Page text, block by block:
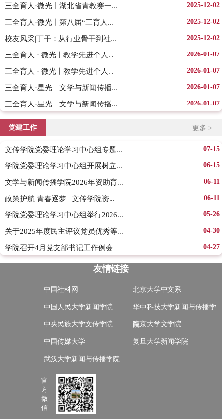
三全育人·微光丨湖北省青教赛一... 2025-12-02
三全育人·微光丨第八届“三育人... 2025-12-02
校友风采|丁干：从行业骨干到社... 2025-12-02
三全育人 · 微光丨教学先进个人... 2026-01-07
三全育人 · 微光丨教学先进个人... 2026-01-07
三全育人·星光｜文学与新闻传播... 2026-01-07
三全育人·星光｜文学与新闻传播... 2026-01-07
党建工作 更多 >
文传学院党委理论学习中心组专题... 07-15
学院党委理论学习中心组开展树立... 06-15
文学与新闻传播学院2026年资助育... 06-11
政策护航 青春逐梦 | 文传学院资... 06-11
学院党委理论学习中心组举行2026... 05-26
关于2025年度民主评议党员优秀等... 04-30
学院召开4月党支部书记工作例会 04-27
友情链接
中国社科网 北京大学中文系
中国人民大学新闻学院 华中科技大学新闻与传播学
院
中央民族大学文传学院 南京大学文学院
中国传媒大学 复旦大学新闻学院
武汉大学新闻与传播学院
官
方
微
信